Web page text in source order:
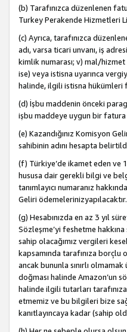
(b) Tarafınızca düzenlenen
Turkey Perakende Hizmetleri
(c) Ayrıca, tarafınızca
adı, varsa ticari unvanı, iş
kimlik numarası; v) mal/hizmet
ise) veya istisna uyarınca
halinde, ilgili istisna hükümleri
(d) İşbu maddenin önceki
işbu maddeye uygun bir
(e) Kazandığınız Komisyon
sahibinin adını hesapta
(f) Türkiye’de ikamet eden ve
hususa dair gerekli bilgi ve
tanımlayıcı numaranız
Geliri
(g) Hesabınızda en az 3 yıl
Sözleşme’yi feshetme
sahip olacağımız vergileri
kapsamında tarafınıza
ancak bununla sınırlı
doğması halinde Amazon’un
halinde ilgili tutarları
etmemiz ve bu bilgileri bize
kanıtlayıncaya kadar (sahip